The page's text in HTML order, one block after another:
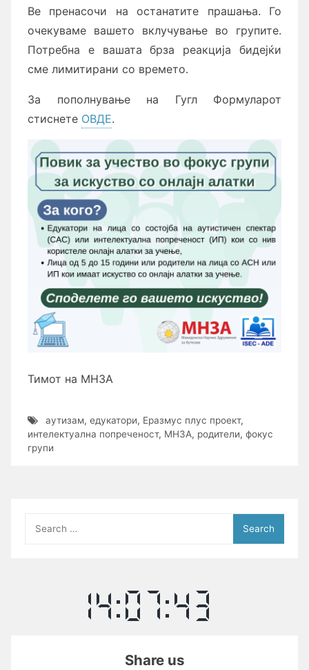
Ве пренасочи на останатите прашања. Го
очекуваме вашето вклучување во групите.
Потребна е вашата брза реакција бидејќи
сме лимитирани со времето.
За пополнување на Гугл Формуларот
стиснете ОВДЕ.
Тимот на МНЗА
аутизам, едукатори, Еразмус плус проект,
интелектуална попреченост, МНЗА, родители, фокус
групи
for:
Share us